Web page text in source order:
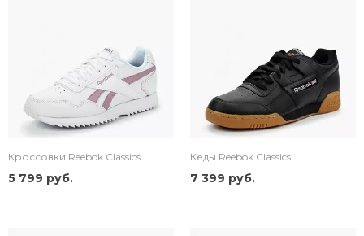
Кроссовки Reebok Classics
5 799 руб.
Кеды Reebok Classics
7 399 руб.